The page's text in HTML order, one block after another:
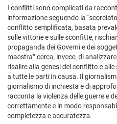
I conflitti sono complicati da
informazione seguendo la
conflitto semplificata, basata
sulle vittorie e sulle sconfitte,
propaganda dei Governi e dei
maestra” cerca, invece, di
risalire alla genesi del conflitto e
a tutte le parti in causa. Il
giornalismo di inchiesta e di
racconta la violenza delle guerre e
correttamente e in modo
completezza e accuratezza.